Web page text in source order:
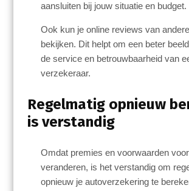
aansluiten bij jouw situatie en budget.
Ook kun je online reviews van
bekijken. Dit helpt om een beter
de service en betrouwbaarheid van
verzekeraar.
Regelmatig opnieuw
is verstandig
Omdat premies en voorwaarden
veranderen, is het verstandig om
opnieuw je autoverzekering te